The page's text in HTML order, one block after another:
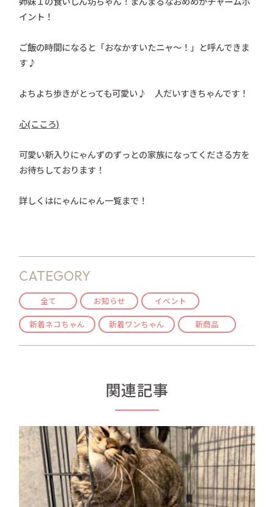
イント！
ご飯の時間になると「おなかすいたニャ～！」と呼んできま
す♪
よちよち歩きがとっても可愛い♪ 人だいすきちゃんです！
心(こころ)
可愛い新入りにゃんずのずっとの家族になってくださる方を
お待ちしております！
詳しくはにゃんにゃん一覧まで！
CATEGORY
全て お知らせ
イベント
新着ネコちゃん
新着ワンちゃん 新商品
関連記事